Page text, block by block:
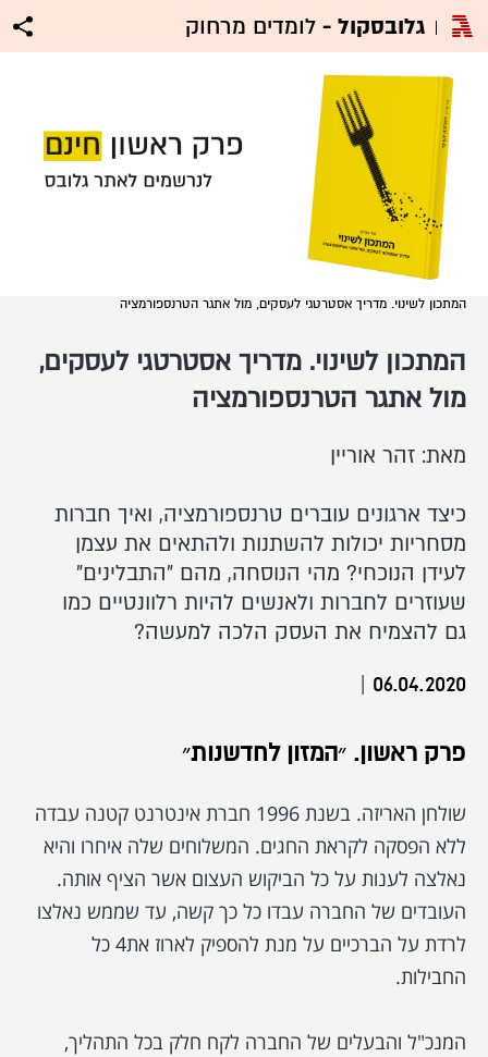
גלובסקול - לומדים מרחוק
המתכון לשינוי. מדריך אסטרטגי לעסקים, מול אתגר הטרנספורמציה
המתכון לשינוי. מדריך אסטרטגי לעסקים,
מול אתגר הטרנספורמציה
מאת: זהר אוריין
כיצד ארגונים עוברים טרנספורמציה, ואיך חברות
מסחריות יכולות להשתנות ולהתאים את עצמן
לעידן הנוכחי? מהי הנוסחה, מהם "התבלינים"
שעוזרים לחברות ולאנשים להיות רלוונטיים כמו
גם להצמיח את העסק הלכה למעשה?
06.04.2020
|
פרק ראשון. ״המזון לחדשנות״
שולחן האריזה. בשנת 1996 חברת אינטרנט קטנה עבדה
ללא הפסקה לקראת החגים. המשלוחים שלה איחרו והיא
נאלצה לענות על כל הביקוש העצום אשר הציף אותה.
העובדים של החברה עבדו כל כך קשה, עד שממש נאלצו
לרדת על הברכיים על מנת להספיק לארוז את4 כל
החבילות.
המנכ"ל והבעלים של החברה לקח חלק בכל התהליך,